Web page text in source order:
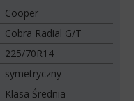
Cooper
Cobra Radial G/T
225/70R14
symetryczny
Klasa Średnia